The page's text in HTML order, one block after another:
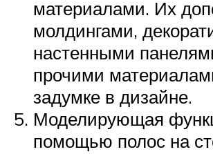
материалами. Их
молдингами,
настенными
прочими
задумке в дизайне.
Моделирующая
помощью полос на